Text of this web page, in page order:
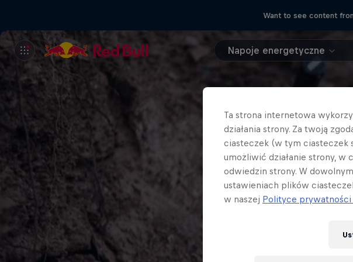
Want to see content
Napoje energetyczne
Ta strona internetowa
działania strony. Za twoją
ciasteczek (w tym ciasteczek
umożliwić działanie strony,
odwiedzin strony. W
ustawieniach plików
w naszej Polityce prywatności